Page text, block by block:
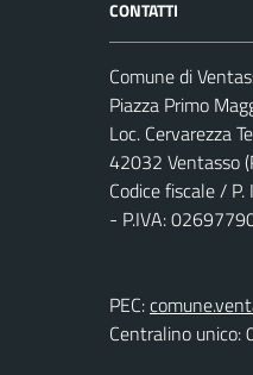
CONTATTI
Comune di
Piazza Primo
Loc. Cervarezza
42032 Ventasso
Codice fiscale /
- P.IVA:
PEC:
Centralino unico: